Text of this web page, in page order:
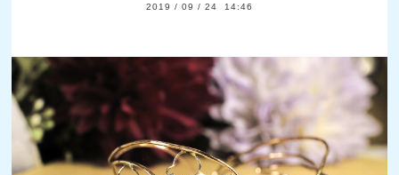
2019 / 09 / 24 14:46